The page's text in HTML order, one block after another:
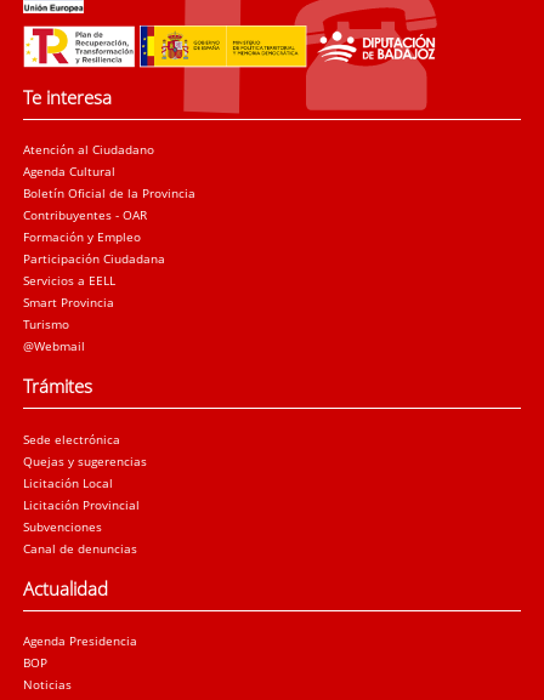
Te interesa
Atención al Ciudadano
Agenda Cultural
Boletín Oficial de la Provincia
Contribuyentes - OAR
Formación y Empleo
Participación Ciudadana
Servicios a EELL
Smart Provincia
Turismo
@Webmail
Trámites
Sede electrónica
Quejas y sugerencias
Licitación Local
Licitación Provincial
Subvenciones
Canal de denuncias
Actualidad
Agenda Presidencia
BOP
Noticias